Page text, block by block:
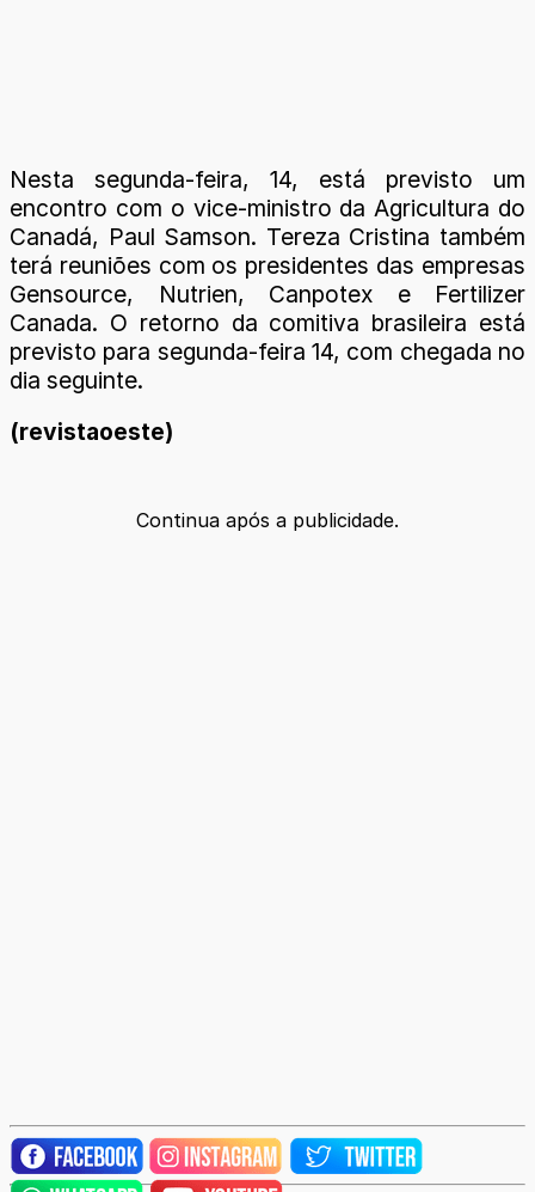
Nesta segunda-feira, 14, está previsto um
encontro com o vice-ministro da Agricultura do
Canadá, Paul Samson. Tereza Cristina também
terá reuniões com os presidentes das empresas
Gensource, Nutrien, Canpotex e Fertilizer
Canada. O retorno da comitiva brasileira está
previsto para segunda-feira 14, com chegada no
dia seguinte.
(revistaoeste)
Continua após a publicidade.